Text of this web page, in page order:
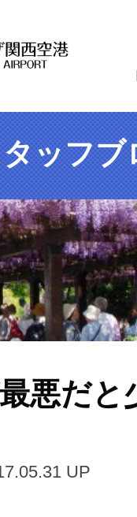
ッフブ
悪だと
UP